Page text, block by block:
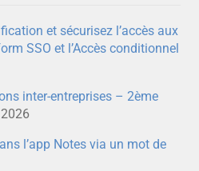
et sécurisez l’accès aux
SSO et l’Accès conditionnel
inter-entreprises – 2ème
l’app Notes via un mot de